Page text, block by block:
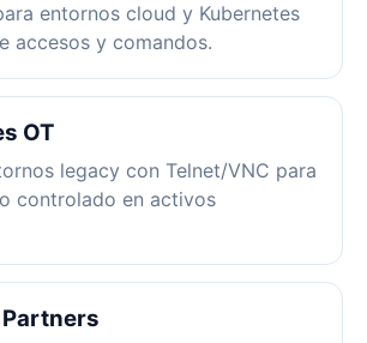
entornos cloud y Kubernetes
accesos y comandos.
OT
legacy con Telnet/VNC para
controlado en activos